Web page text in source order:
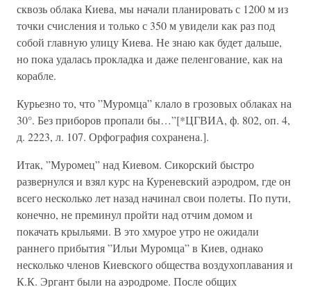
сквозь облака Киева, мы начали планировать с 1200 м из
точки счисления и только с 350 м увидели как раз под
собой главную улицу Киева. Не знаю как будет дальше,
но пока удалась прокладка и даже пеленгование, как на
корабле.
Курьезно то, что ”Муромца” клало в грозовых облаках на
30°. Без приборов пропали бы…”[*ЦГВИА, ф. 802, оп. 4,
д. 2223, л. 107. Орфография сохранена.].
Итак, ”Муромец” над Киевом. Сикорский быстро
развернулся и взял курс на Куреневский аэродром, где он
всего несколько лет назад начинал свои полеты. По пути,
конечно, не преминул пройти над отчим домом и
покачать крыльями. В это хмурое утро не ожидали
раннего прибытия ”Ильи Муромца” в Киев, однако
несколько членов Киевского общества воздухоплавания и
К.К. Эргант были на аэродроме. После общих